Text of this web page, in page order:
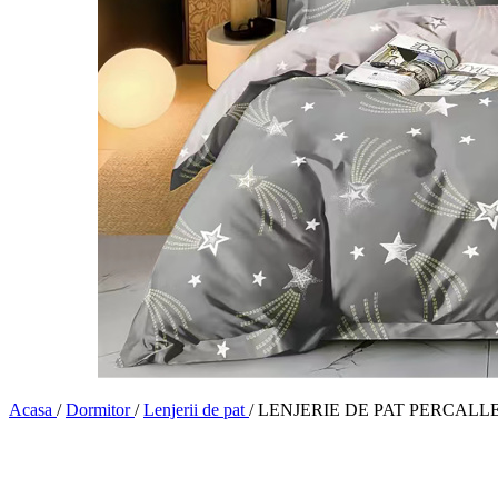
Acasa / Dormitor/ Lenjerii de pat / LENJERIE DE PAT